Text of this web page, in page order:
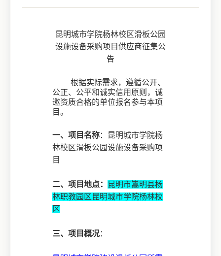
昆明城市学院杨林校区滑板公园
设施设备采购项目供应商征集公
告
根据实际需求，遵循公开、
公正、公平和诚实信用原则，诚
邀资质合格的单位报名参与本项
目。
一、项目名称：昆明城市学院杨
林校区滑板公园设施设备采购项
目
二、项目地点：
昆明市嵩明县杨
林职教园区昆明城市学院杨林校
区
三、项目概况：